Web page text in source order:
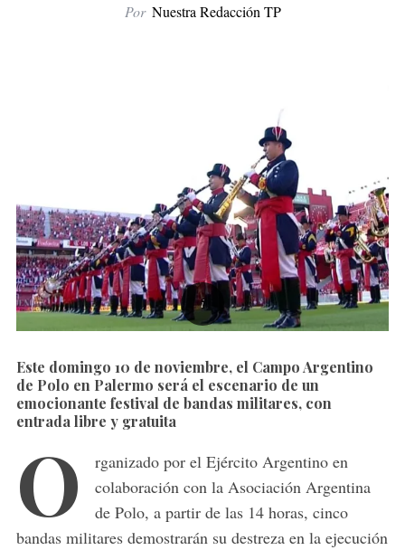
Por Nuestra Redacción TP
Este domingo 10 de noviembre, el Campo Argentino
de Polo en Palermo será el escenario de un
emocionante festival de bandas militares, con
entrada libre y gratuita
O
rganizado por el Ejército Argentino en
colaboración con la Asociación Argentina
de Polo, a partir de las 14 horas, cinco
bandas militares demostrarán su destreza en la ejecución